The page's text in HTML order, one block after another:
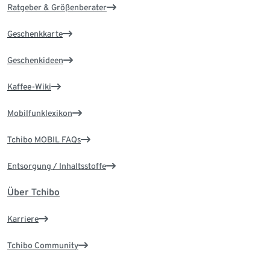
Ratgeber & Größenberater
Geschenkkarte
Geschenkideen
Kaffee-Wiki
Mobilfunklexikon
Tchibo MOBIL FAQs
Entsorgung / Inhaltsstoffe
Über Tchibo
Karriere
Tchibo Community